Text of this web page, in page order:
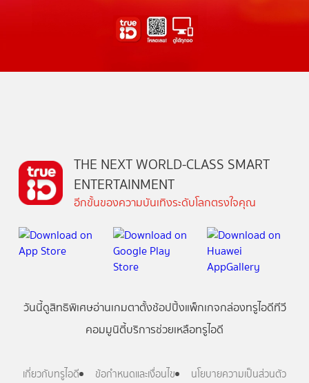
THE NEXT WORLD-CLASS SMART
ENTERTAINMENT
อีกขั้นของความบันเทิงระดับโลกตรงใจคุณ
วันนี้ดูสิทธิพิเศษอ่านเกมตาตั้งช้อปปิ้งแพ็กเกจกล่องทรูไอดีทีวี
คอมมูนิตี้บริการช่วยเหลือทรูไอดี
เกี่ยวกับทรูไอดี ข้อกำหนดและเงื่อนไข
นโยบายความเป็นส่วนตัว